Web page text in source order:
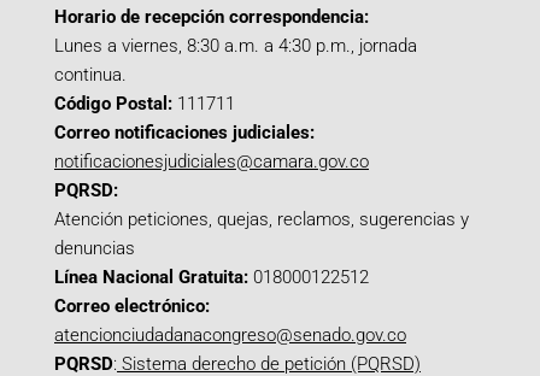
Horario de recepción correspondencia:
Lunes a viernes, 8:30 a.m. a 4:30 p.m., jornada
continua.
Código Postal: 111711
Correo notificaciones judiciales:
notificacionesjudiciales@camara.gov.co
PQRSD:
Atención peticiones, quejas, reclamos, sugerencias y
denuncias
Línea Nacional Gratuita: 018000122512
Correo electrónico:
atencionciudadanacongreso@senado.gov.co
PQRSD: Sistema derecho de petición (PQRSD)